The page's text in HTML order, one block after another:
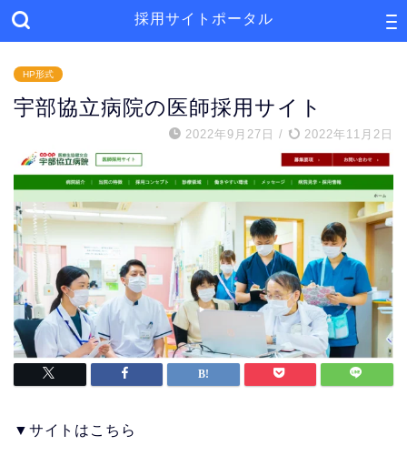
採用サイトポータル
HP形式
宇部協立病院の医師採用サイト
2022年9月27日 / 2022年11月2日
▼サイトはこちら